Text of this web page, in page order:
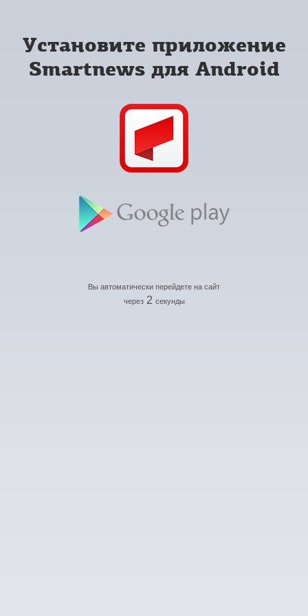
Установите приложение
Smartnews для Android
Вы автоматически перейдете на сайт
через 2 секунды